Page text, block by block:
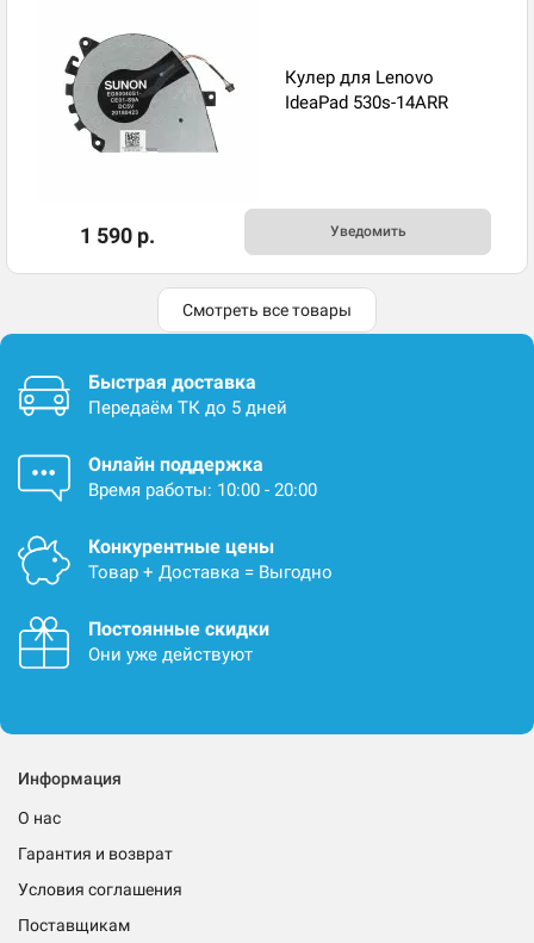
Кулер для Lenovo
IdeaPad 530s-14ARR
1 590 р. Уведомить
Смотреть все товары
Быстрая доставка
Передаём ТК до 5 дней
Онлайн поддержка
Время работы: 10:00 - 20:00
Конкурентные цены
Товар + Доставка = Выгодно
Постоянные скидки
Они уже действуют
Информация
О нас
Гарантия и возврат
Условия соглашения
Поставщикам